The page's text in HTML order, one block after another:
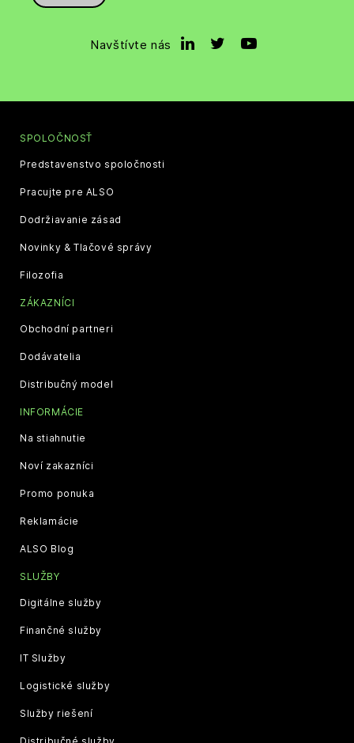
Navštívte nás
SPOLOČNOSŤ
Predstavenstvo spoločnosti
Pracujte pre ALSO
Dodržiavanie zásad
Novinky & Tlačové správy
Filozofia
ZÁKAZNÍCI
Obchodní partneri
Dodávatelia
Distribučný model
INFORMÁCIE
Na stiahnutie
Noví zakazníci
Promo ponuka
Reklamácie
ALSO Blog
SLUŽBY
Digitálne služby
Finančné služby
IT Služby
Logistické služby
Služby riešení
Distribučné služby